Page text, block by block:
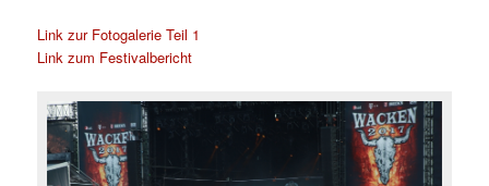
Link zur Fotogalerie Teil 1
Link zum Festivalbericht